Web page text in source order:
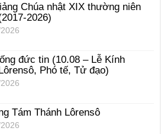
Chúa nhật XIX thường niên
2026)
đức tin (10.08 – Lễ Kính
Phó tế, Tử đạo)
Tám Thánh Lôrensô